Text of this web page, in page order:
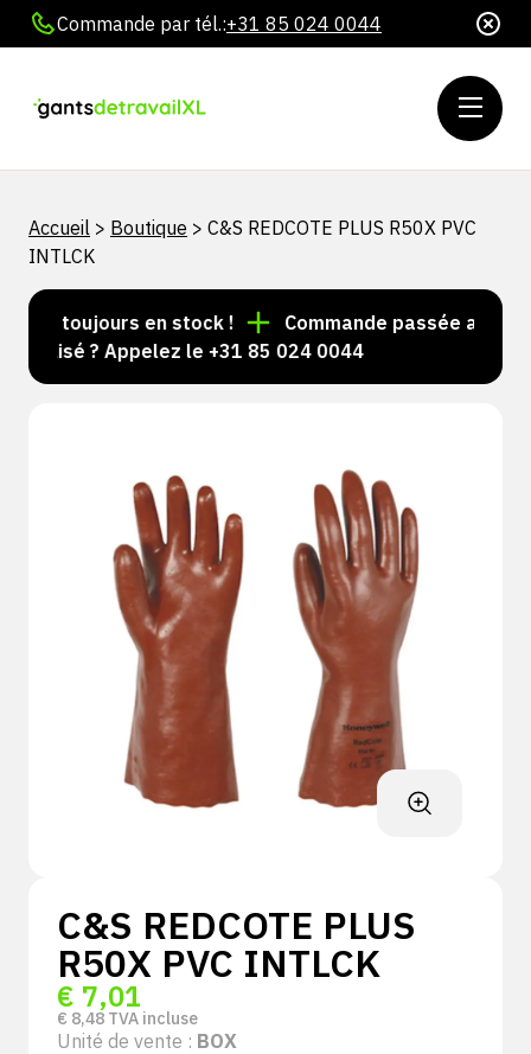
Commande par tél.:+31 85 024 0044
Accueil > Boutique > C&S REDCOTE PLUS R50X PVC
INTLCK
toujours en stock !
Commande passée avant 15
? Appelez le +31 85 024 0044
C&S REDCOTE PLUS
R50X PVC INTLCK
€ 7,01
€ 8,48 TVA incluse
Unité de vente : BOX